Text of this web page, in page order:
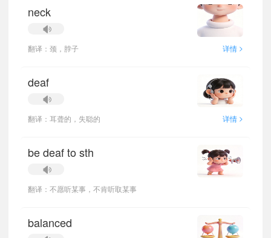
neck
翻译：颈，脖子 详情 >
deaf
翻译：耳聋的，失聪的 详情 >
be deaf to sth
翻译：不愿听某事，不肯听取某事
balanced